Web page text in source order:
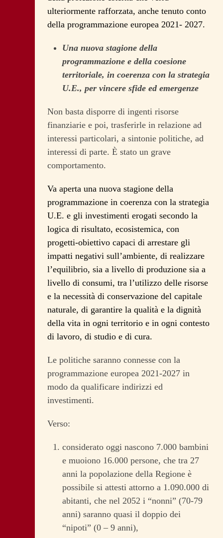
ulteriormente rafforzata, anche tenuto conto
della programmazione europea 2021- 2027.
Una nuova stagione della
programmazione e della coesione
territoriale, in coerenza con la strategia
U.E., per vincere sfide ed emergenze
Non basta disporre di ingenti risorse
finanziarie e poi, trasferirle in relazione ad
interessi particolari, a sintonie politiche, ad
interessi di parte. È stato un grave
comportamento.
Va aperta una nuova stagione della
programmazione in coerenza con la strategia
U.E. e gli investimenti erogati secondo la
logica di risultato, ecosistemica, con
progetti-obiettivo capaci di arrestare gli
impatti negativi sull’ambiente, di realizzare
l’equilibrio, sia a livello di produzione sia a
livello di consumi, tra l’utilizzo delle risorse
e la necessità di conservazione del capitale
naturale, di garantire la qualità e la dignità
della vita in ogni territorio e in ogni contesto
di lavoro, di studio e di cura.
Le politiche saranno connesse con la
programmazione europea 2021-2027 in
modo da qualificare indirizzi ed
investimenti.
Verso:
considerato oggi nascono 7.000 bambini
e muoiono 16.000 persone, che tra 27
anni la popolazione della Regione è
possibile si attesti attorno a 1.090.000 di
abitanti, che nel 2052 i “nonni” (70-79
anni) saranno quasi il doppio dei
“nipoti” (0 – 9 anni),